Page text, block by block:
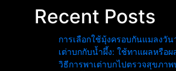
Recent Posts
การเลือกใช้มุ้งครอบกันแมลงวัน
เต่าบกกับน้ำผึ้ง: ใช้ทาแผลหรือ
วิธีการพาเต่าบกไปตรวจสุขภาพ